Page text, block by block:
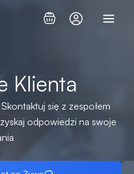
Klienta
się z zespołem
odpowiedzi na swoje